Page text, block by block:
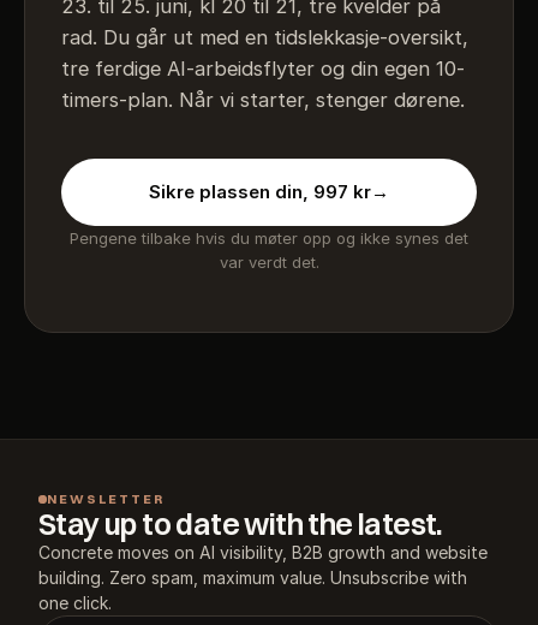
23. til 25. juni, kl 20 til 21, tre kvelder på
rad. Du går ut med en tidslekkasje-oversikt,
tre ferdige AI-arbeidsflyter og din egen 10-
timers-plan. Når vi starter, stenger dørene.
Sikre plassen din, 997 kr→
Pengene tilbake hvis du møter opp og ikke synes det
var verdt det.
NEWSLETTER
Stay up to date with the latest.
Concrete moves on AI visibility, B2B growth and website
building. Zero spam, maximum value. Unsubscribe with
one click.